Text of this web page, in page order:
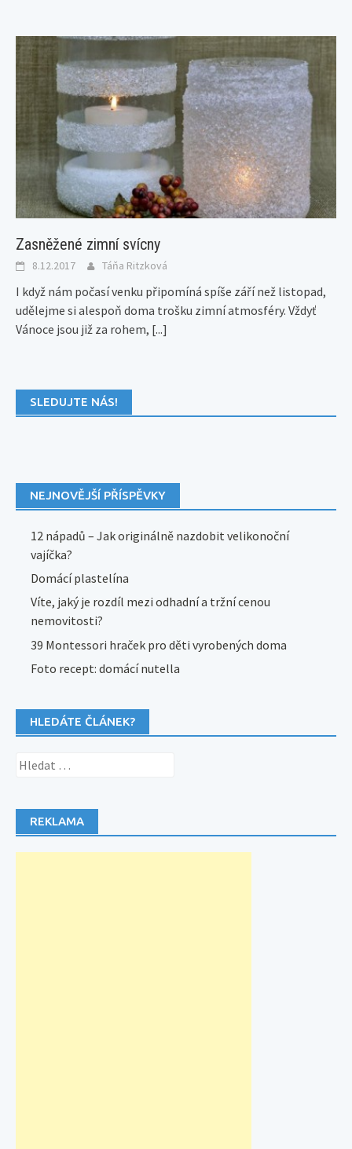
Zasněžené zimní svícny
8.12.2017 Táňa Ritzková
I když nám počasí venku připomíná spíše září než listopad,
udělejme si alespoň doma trošku zimní atmosféry. Vždyť
Vánoce jsou již za rohem, [...]
SLEDUJTE NÁS!
NEJNOVĚJŠÍ PŘÍSPĚVKY
12 nápadů – Jak originálně nazdobit velikonoční
vajíčka?
Domácí plastelína
Víte, jaký je rozdíl mezi odhadní a tržní cenou
nemovitosti?
39 Montessori hraček pro děti vyrobených doma
Foto recept: domácí nutella
HLEDÁTE ČLÁNEK?
Vyhledávání
REKLAMA